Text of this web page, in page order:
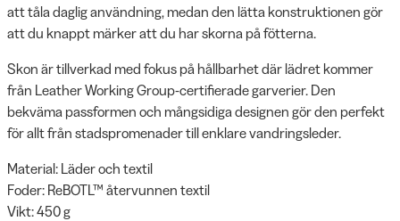
att tåla daglig användning, medan den lätta konstruktionen gör
att du knappt märker att du har skorna på fötterna.
Skon är tillverkad med fokus på hållbarhet där lädret kommer
från Leather Working Group-certifierade garverier. Den
bekväma passformen och mångsidiga designen gör den perfekt
för allt från stadspromenader till enklare vandringsleder.
Material: Läder och textil
Foder: ReBOTL™ återvunnen textil
Vikt: 450 g